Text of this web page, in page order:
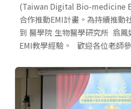
(Taiwan Digital Bio-medicine
合作推動EMI計畫。為持續推動
到 醫學院 生物醫學研究所 翁
EMI教學經驗。 歡迎各位老師